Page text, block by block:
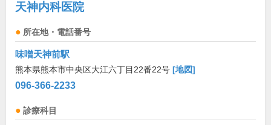
天神内科医院
所在地・電話番号
味噌天神前駅
熊本県熊本市中央区大江六丁目22番22号 [地図]
096-366-2233
診療科目